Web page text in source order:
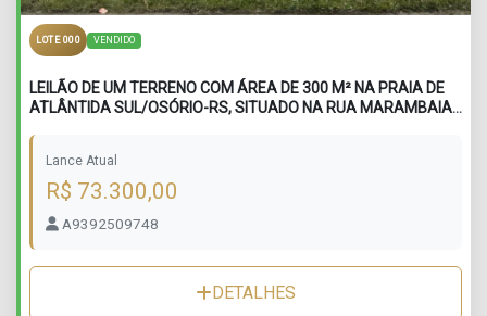
LOTE 000 VENDIDO
LEILÃO DE UM TERRENO COM ÁREA DE 300 M² NA PRAIA DE
ATLÂNTIDA SUL/OSÓRIO-RS, SITUADO NA RUA MARAMBAIA,
Lance Atual
R$ 73.300,00
A9392509748
DETALHES